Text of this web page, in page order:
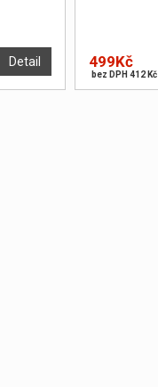
Detail 499Kč
bez DPH 412 Kč